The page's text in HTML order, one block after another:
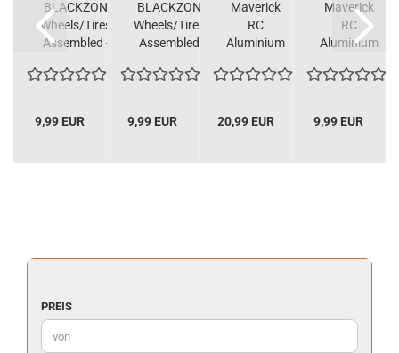
BLACKZON
Wheels/Tires
Assembled -
9,99 EUR
BLACKZON
Wheels/Tires
Assembled
9,99 EUR
Maverick
RC
Aluminium
Saver Arm
20,99 EUR
Maverick
RC
Aluminium
Plate
9,99 EUR
PREIS
PREIS
Preis bis